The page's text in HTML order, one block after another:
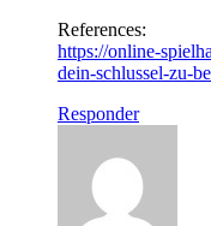
References:
https://online-
dein-schlussel-zu-
Responder